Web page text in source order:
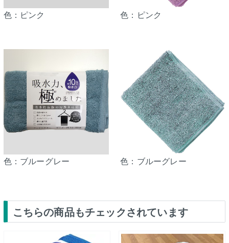
色：ピンク 色：ピンク
色：ブルーグレー 色：ブルーグレー
こちらの商品もチェックされています